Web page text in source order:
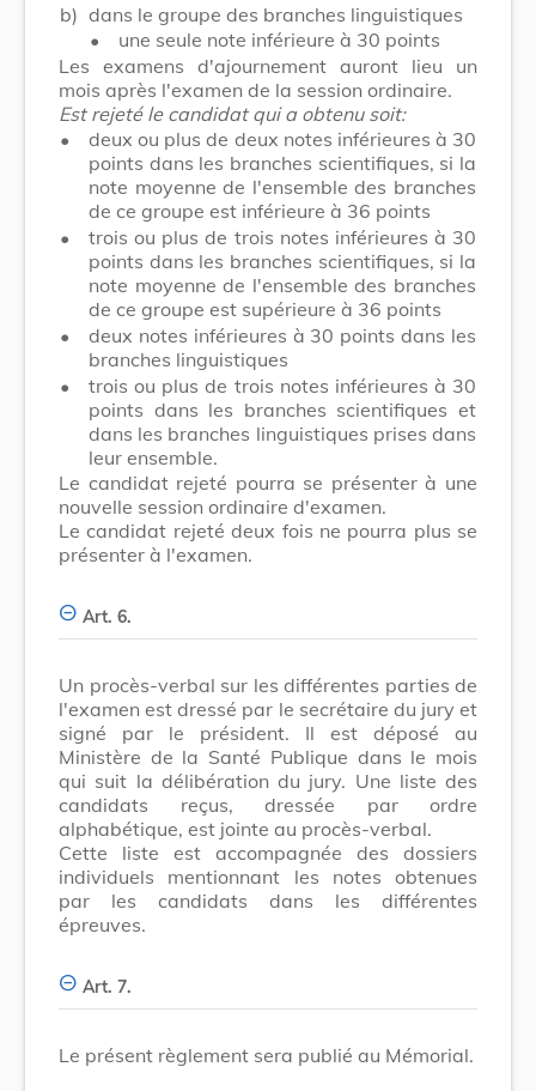
b) dans le groupe des branches linguistiques
•
une seule note inférieure à 30 points
Les examens d'ajournement auront lieu un
mois après l'examen de la session ordinaire.
Est rejeté le candidat qui a obtenu soit:
•
deux ou plus de deux notes inférieures à 30
points dans les branches scientifiques, si la
note moyenne de l'ensemble des branches
de ce groupe est inférieure à 36 points
•
trois ou plus de trois notes inférieures à 30
points dans les branches scientifiques, si la
note moyenne de l'ensemble des branches
de ce groupe est supérieure à 36 points
•
deux notes inférieures à 30 points dans les
branches linguistiques
•
trois ou plus de trois notes inférieures à 30
points dans les branches scientifiques et
dans les branches linguistiques prises dans
leur ensemble.
Le candidat rejeté pourra se présenter à une
nouvelle session ordinaire d'examen.
Le candidat rejeté deux fois ne pourra plus se
présenter à l'examen.
Art. 6.
Un procès-verbal sur les différentes parties de
l'examen est dressé par le secrétaire du jury et
signé par le président. Il est déposé au
Ministère de la Santé Publique dans le mois
qui suit la délibération du jury. Une liste des
candidats reçus, dressée par ordre
alphabétique, est jointe au procès-verbal.
Cette liste est accompagnée des dossiers
individuels mentionnant les notes obtenues
par les candidats dans les différentes
épreuves.
Art. 7.
Le présent règlement sera publié au Mémorial.